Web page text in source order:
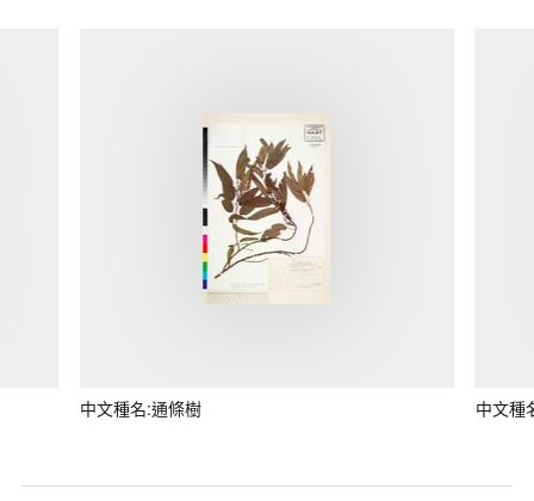
中文種名:通條樹 中文種